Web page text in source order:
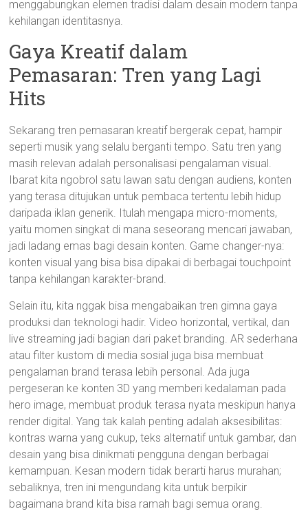
menggabungkan elemen tradisi dalam desain modern tanpa
kehilangan identitasnya.
Gaya Kreatif dalam
Pemasaran: Tren yang Lagi
Hits
Sekarang tren pemasaran kreatif bergerak cepat, hampir
seperti musik yang selalu berganti tempo. Satu tren yang
masih relevan adalah personalisasi pengalaman visual.
Ibarat kita ngobrol satu lawan satu dengan audiens, konten
yang terasa ditujukan untuk pembaca tertentu lebih hidup
daripada iklan generik. Itulah mengapa micro-moments,
yaitu momen singkat di mana seseorang mencari jawaban,
jadi ladang emas bagi desain konten. Game changer-nya:
konten visual yang bisa bisa dipakai di berbagai touchpoint
tanpa kehilangan karakter-brand.
Selain itu, kita nggak bisa mengabaikan tren gimna gaya
produksi dan teknologi hadir. Video horizontal, vertikal, dan
live streaming jadi bagian dari paket branding. AR sederhana
atau filter kustom di media sosial juga bisa membuat
pengalaman brand terasa lebih personal. Ada juga
pergeseran ke konten 3D yang memberi kedalaman pada
hero image, membuat produk terasa nyata meskipun hanya
render digital. Yang tak kalah penting adalah aksesibilitas:
kontras warna yang cukup, teks alternatif untuk gambar, dan
desain yang bisa dinikmati pengguna dengan berbagai
kemampuan. Kesan modern tidak berarti harus murahan;
sebaliknya, tren ini mengundang kita untuk berpikir
bagaimana brand kita bisa ramah bagi semua orang.